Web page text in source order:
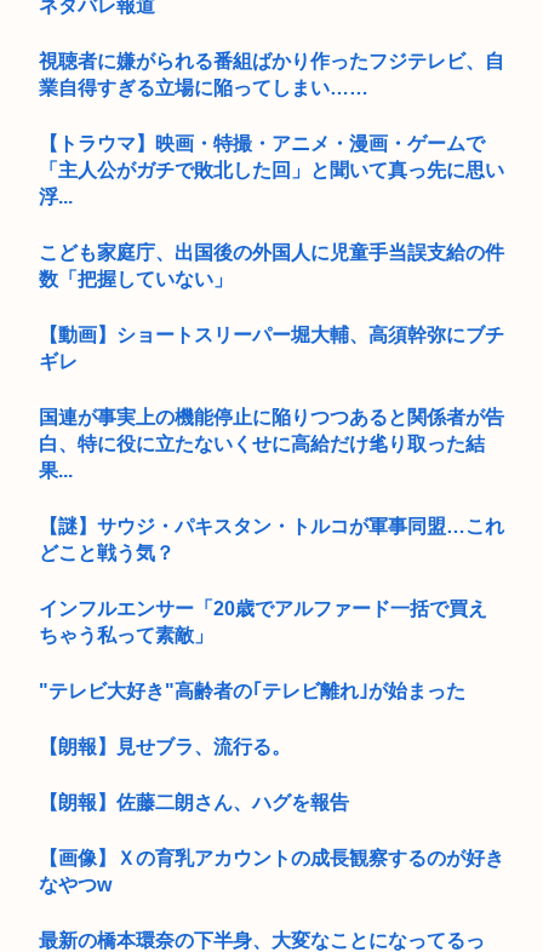
ネタバレ報道
視聴者に嫌がられる番組ばかり作ったフジテレビ、自
業自得すぎる立場に陥ってしまい……
【トラウマ】映画・特撮・アニメ・漫画・ゲームで
「主人公がガチで敗北した回」と聞いて真っ先に思い
浮...
こども家庭庁、出国後の外国人に児童手当誤支給の件
数「把握していない」
【動画】ショートスリーパー堀大輔、高須幹弥にブチ
ギレ
国連が事実上の機能停止に陥りつつあると関係者が告
白、特に役に立たないくせに高給だけ毟り取った結
果...
【謎】サウジ・パキスタン・トルコが軍事同盟…これ
どこと戦う気？
インフルエンサー「20歳でアルファード一括で買え
ちゃう私って素敵」
"テレビ大好き"高齢者の｢テレビ離れ｣が始まった
【朗報】見せブラ、流行る。
【朗報】佐藤二朗さん、ハグを報告
【画像】Ｘの育乳アカウントの成長観察するのが好き
なやつw
最新の橋本環奈の下半身、大変なことになってるっ